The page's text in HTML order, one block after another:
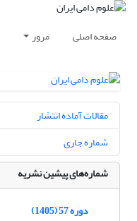
صفحه اصلی مرور
مقالات آماده انتشار
شماره جاری
شماره‌های پیشین نشریه
دوره 57 (1405)